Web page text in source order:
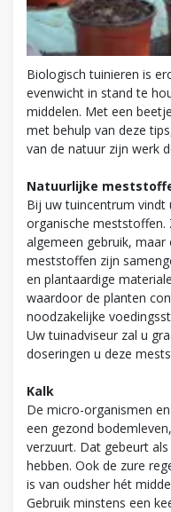
Biologisch tuinieren is
evenwicht in stand te
middelen. Met een
met behulp van deze
van de natuur zijn werk
Natuurlijke
Bij uw tuincentrum vindt
organische
algemeen gebruik,
meststoffen zijn
en plantaardige
waardoor de planten
noodzakelijke
Uw tuinadviseur zal u
doseringen u deze
Kalk
De micro-organismen
een gezond
verzuurt. Dat gebeurt
hebben. Ook de zure
is van oudsher hét
Gebruik minstens een